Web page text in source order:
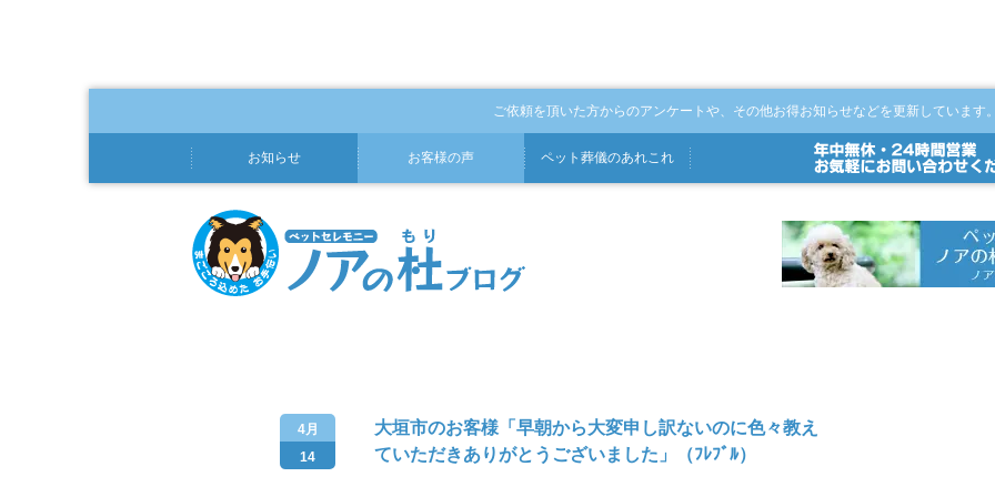
ご依頼を頂いた方からのアンケートや、その他お得お知らせなどを更新しています
お知らせ お客様の声 ペット 葬儀のあれこれ
4月
14
大垣市のお客様「早朝から大変申し訳ないのに色々教え
ていただきありがとうございました」（ﾌﾚﾌﾞﾙ）